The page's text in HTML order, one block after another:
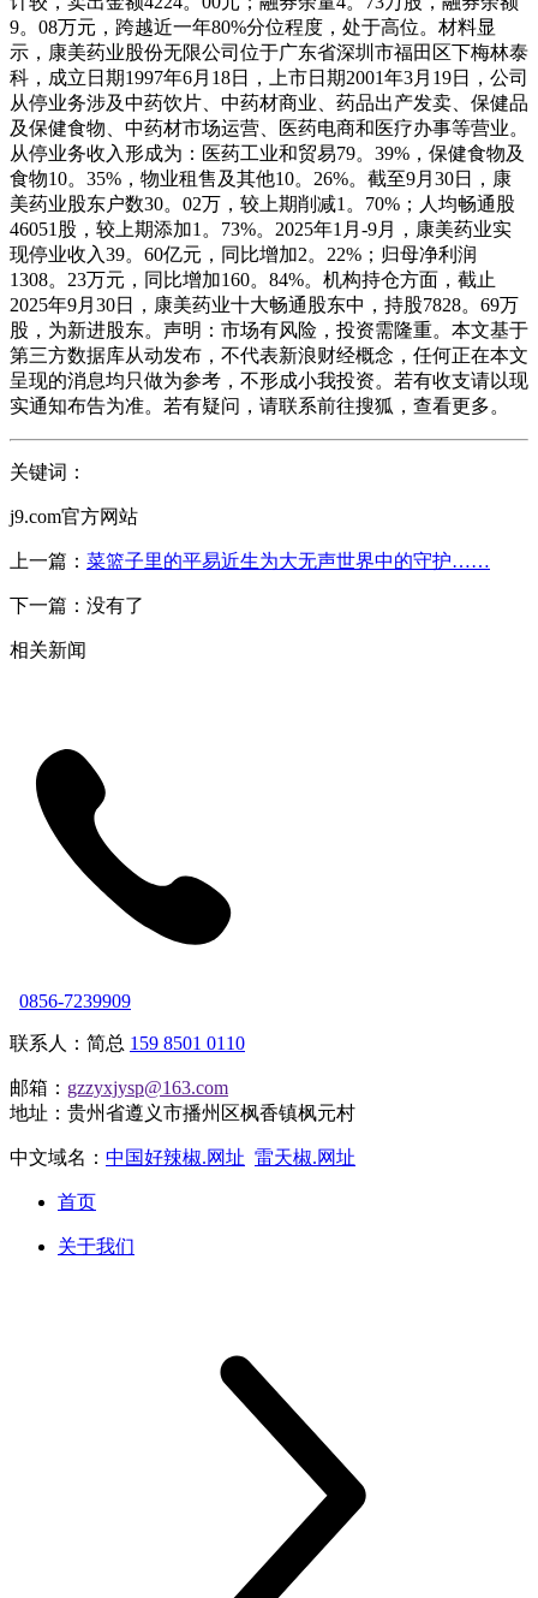
9。08万元，跨越近一年80%分位程度，处于高位。材料显
示，康美药业股份无限公司位于广东省深圳市福田区下梅林泰
科，成立日期1997年6月18日，上市日期2001年3月19日，公司
从停业务涉及中药饮片、中药材商业、药品出产发卖、保健品
及保健食物、中药材市场运营、医药电商和医疗办事等营业。
从停业务收入形成为：医药工业和贸易79。39%，保健食物及
食物10。35%，物业租售及其他10。26%。截至9月30日，康
美药业股东户数30。02万，较上期削减1。70%；人均畅通股
46051股，较上期添加1。73%。2025年1月-9月，康美药业实
现停业收入39。60亿元，同比增加2。22%；归母净利润
1308。23万元，同比增加160。84%。机构持仓方面，截止
2025年9月30日，康美药业十大畅通股东中，持股7828。69万
股，为新进股东。声明：市场有风险，投资需隆重。本文基于
第三方数据库从动发布，不代表新浪财经概念，任何正在本文
呈现的消息均只做为参考，不形成小我投资。若有收支请以现
实通知布告为准。若有疑问，请联系前往搜狐，查看更多。
关键词：
j9.com官方网站
上一篇： 菜篮子里的平易近生为大无声世界中的守护……
下一篇：没有了
相关新闻
0856-7239909
联系人：简总 159 8501 0110
邮箱： gzzyxjysp@163.com
地址：贵州省遵义市播州区枫香镇枫元村
中文域名： 中国好辣椒.网址 雷天椒.网址
首页
关于我们